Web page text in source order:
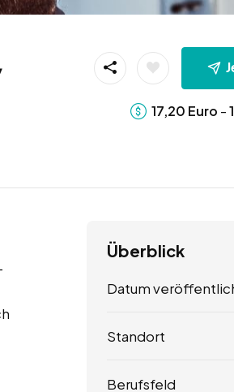
17,20 Euro -
Überblick
Datum
Standort
Berufsfeld